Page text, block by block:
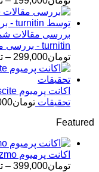
turnitin - بررسی میزان هوش مصنوعی مقاله
تومان299,000
–
تحقیقات تومان
Featured
اکانت پرمیوم Puzzmo - سایت پازل و بازی های فکری
تومان399,000
–